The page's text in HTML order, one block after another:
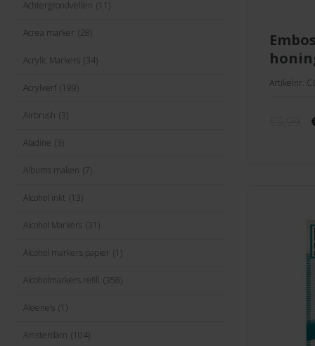
Achtergrondvellen (11)
Acrea marker (28)
Acrylic Markers (34)
Acrylverf (199)
Airbrush (3)
Aladine (3)
Albums maken (7)
Alcohol inkt (13)
Alcohol Markers (31)
Alcohol markers papier (1)
Alcoholmarkers refill (358)
Aleene’s (1)
Amsterdam (104)
embossingfolder
Artikelnr.